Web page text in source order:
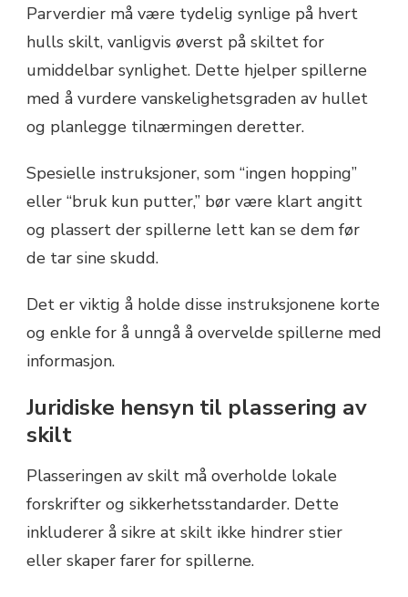
Parverdier må være tydelig synlige på hvert
hulls skilt, vanligvis øverst på skiltet for
umiddelbar synlighet. Dette hjelper spillerne
med å vurdere vanskelighetsgraden av hullet
og planlegge tilnærmingen deretter.
Spesielle instruksjoner, som “ingen hopping”
eller “bruk kun putter,” bør være klart angitt
og plassert der spillerne lett kan se dem før
de tar sine skudd.
Det er viktig å holde disse instruksjonene korte
og enkle for å unngå å overvelde spillerne med
informasjon.
Juridiske hensyn til plassering av
skilt
Plasseringen av skilt må overholde lokale
forskrifter og sikkerhetsstandarder. Dette
inkluderer å sikre at skilt ikke hindrer stier
eller skaper farer for spillerne.